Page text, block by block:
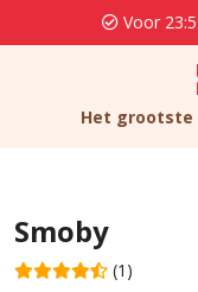
Voor
Het grootste
Smoby
(1)